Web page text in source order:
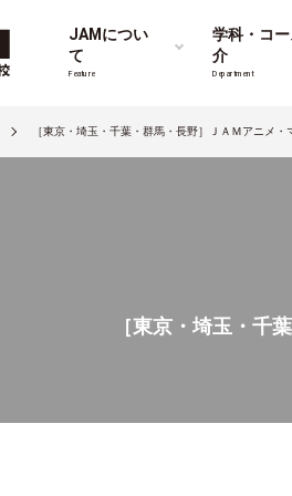
JAMについ
て
Feature
学科・コ
介
Department
［東京・埼玉・千葉・群馬・長野］ＪＡＭアニメ
［東京・埼玉・千